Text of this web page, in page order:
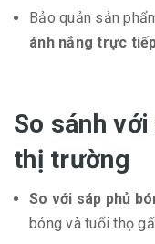
Bảo quản sản
ánh nắng trực
So sánh
thị trường
So với sáp phủ
bóng và tuổi thọ